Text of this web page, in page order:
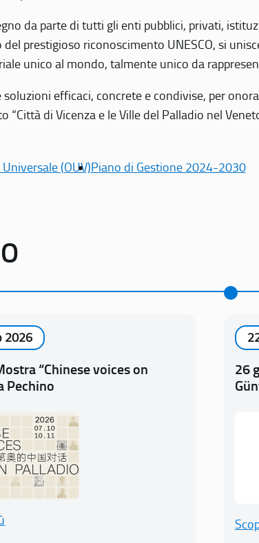
da parte di tutti gli enti pubblici, privati,
prestigioso riconoscimento UNESCO, si
unico al mondo, talmente unico da
efficaci, concrete e condivise, per
di Vicenza e le Ville del Palladio nel
(OUV)Piano di Gestione 2024-2030
2026
“Chinese voices on
Pechino
26